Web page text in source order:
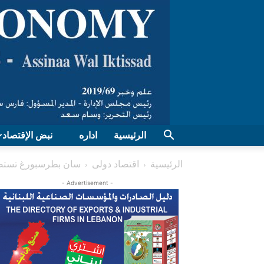
نبض الإقتصاد اداره الرئيسية
الرئيسية اقتصاد دولی
سان بطرسبورغ تستضيف
- Advertisement -